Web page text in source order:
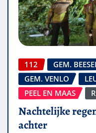
112 GEM.
GEM. VENLO
PEEL EN MAAS
Nachtelijke
achter